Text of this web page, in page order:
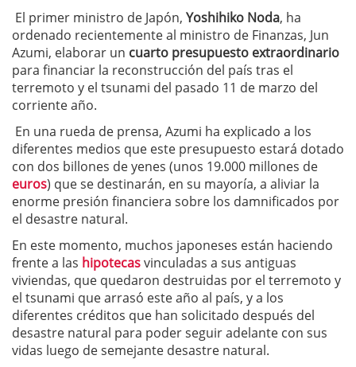
El primer ministro de Japón, Yoshihiko Noda, ha
ordenado recientemente al ministro de Finanzas, Jun
Azumi, elaborar un cuarto presupuesto extraordinario
para financiar la reconstrucción del país tras el
terremoto y el tsunami del pasado 11 de marzo del
corriente año.
En una rueda de prensa, Azumi ha explicado a los
diferentes medios que este presupuesto estará dotado
con dos billones de yenes (unos 19.000 millones de
euros) que se destinarán, en su mayoría, a aliviar la
enorme presión financiera sobre los damnificados por
el desastre natural.
En este momento, muchos japoneses están haciendo
frente a las hipotecasvinculadas a sus antiguas
viviendas, que quedaron destruidas por el terremoto y
el tsunami que arrasó este año al país, y a los
diferentes créditos que han solicitado después del
desastre natural para poder seguir adelante con sus
vidas luego de semejante desastre natural.